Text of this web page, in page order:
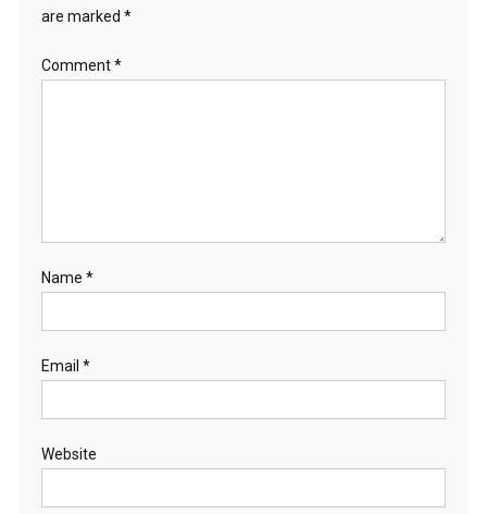
are marked *
Comment*
Name *
Email *
Website